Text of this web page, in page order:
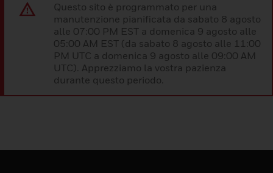
Questo sito è programmato per una
manutenzione pianificata da sabato 8 agosto
alle 07:00 PM EST a domenica 9 agosto alle
05:00 AM EST (da sabato 8 agosto alle 11:00
PM UTC a domenica 9 agosto alle 09:00 AM
UTC). Apprezziamo la vostra pazienza
durante questo periodo.